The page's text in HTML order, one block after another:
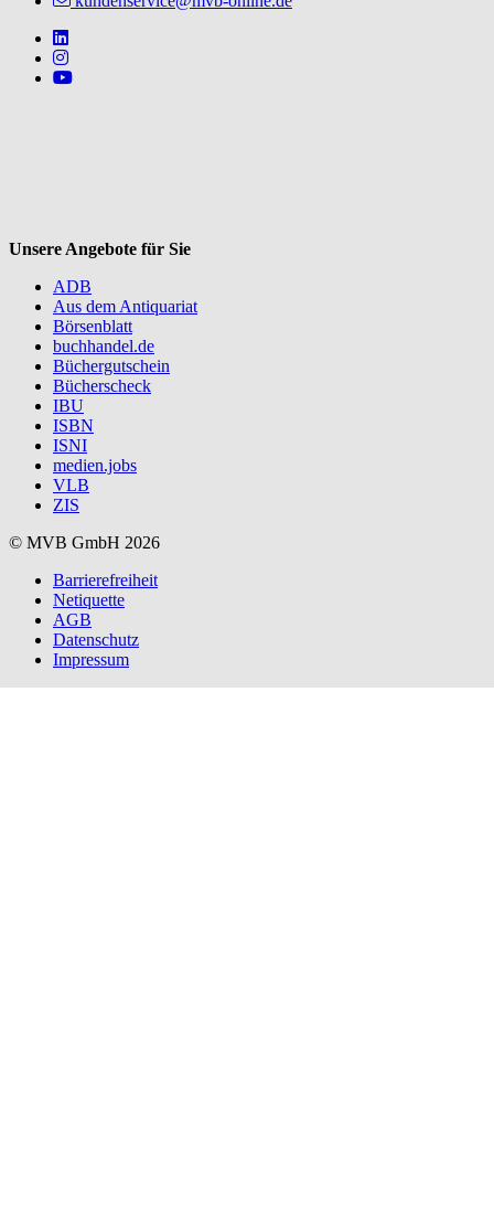
Follow us on https://www.linkedin.com/company/mvbbooks
Follow us on https://www.instagram.com/lifeatmvb/
Follow us on https://www.youtube.com/@mvbbooks
Unsere Angebote für Sie
ADB
Aus dem Antiquariat
Börsenblatt
buchhandel.de
Büchergutschein
Bücherscheck
IBU
ISBN
ISNI
medien.jobs
VLB
ZIS
© MVB GmbH 2026
Barrierefreiheit
Netiquette
AGB
Datenschutz
Impressum